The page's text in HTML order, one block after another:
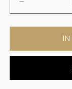
verringern
für
Globe
-